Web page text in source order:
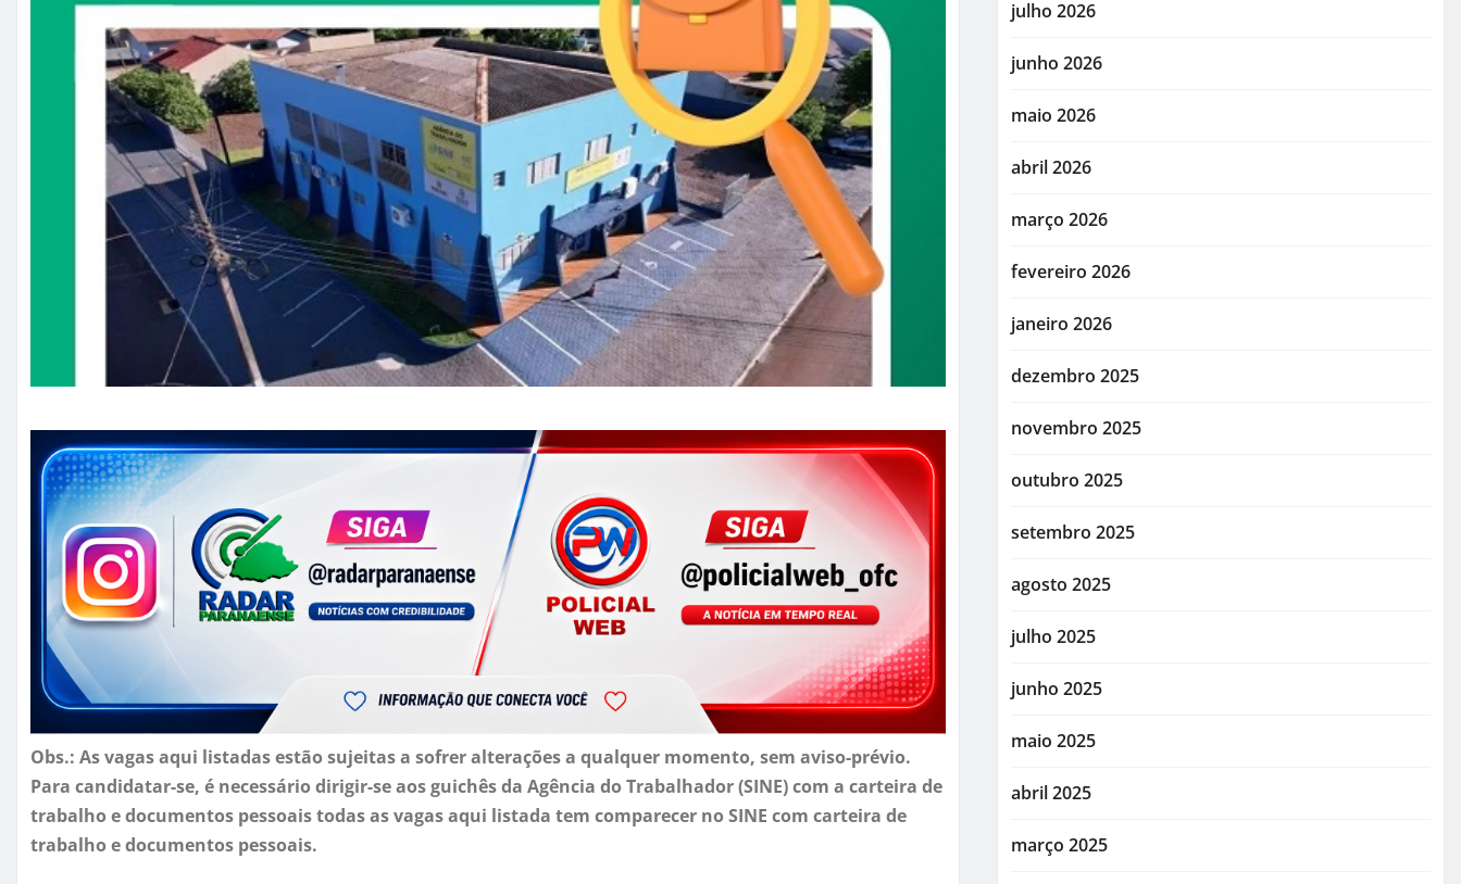
Obs.: As vagas aqui listadas estão sujeitas a sofrer alterações a qualquer momento, sem aviso-prévio.
Para candidatar-se, é necessário dirigir-se aos guichês da Agência do Trabalhador (SINE) com a carteira de
trabalho e documentos pessoais todas as vagas aqui listada tem comparecer no SINE com carteira de
trabalho e documentos pessoais.
julho 2026
junho 2026
maio 2026
abril 2026
março 2026
fevereiro 2026
janeiro 2026
dezembro 2025
novembro 2025
outubro 2025
setembro 2025
agosto 2025
julho 2025
junho 2025
maio 2025
abril 2025
março 2025